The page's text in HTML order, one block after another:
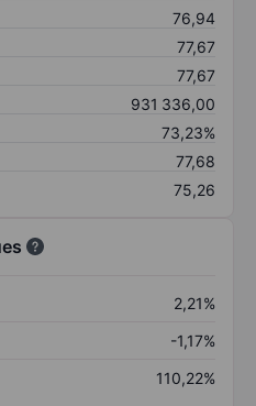
76,94
77,67
77,67
931 336,00
73,23%
77,68
75,26
2,21%
-1,17%
110,22%